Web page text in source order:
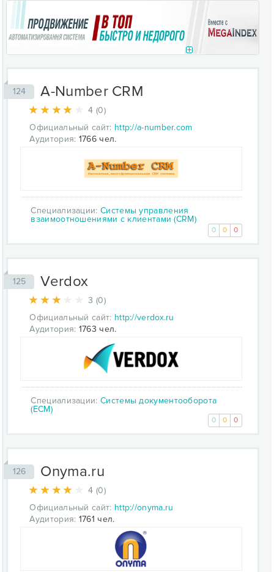
124 A-Number CRM
4 (0)
Официальный сайт: http://a-number.com
Аудитория: 1766 чел.
Специализации: Системы управления
взаимоотношениями с клиентами (CRM)
0 0 0
125 Verdox
3 (0)
Официальный сайт: http://verdox.ru
Аудитория: 1763 чел.
Специализации: Системы документооборота
(ECM)
0 0 0
126 Onyma.ru
4 (0)
Официальный сайт: http://onyma.ru
Аудитория: 1761 чел.